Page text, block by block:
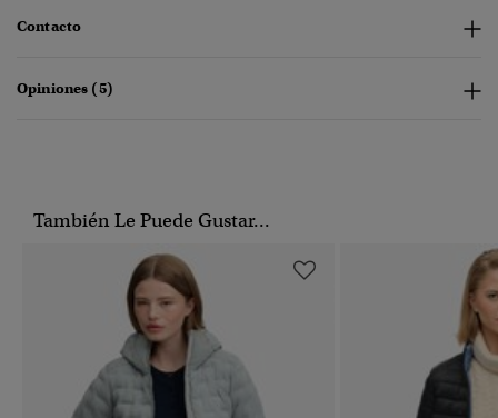
Contacto
Opiniones (5)
También Le Puede Gustar...